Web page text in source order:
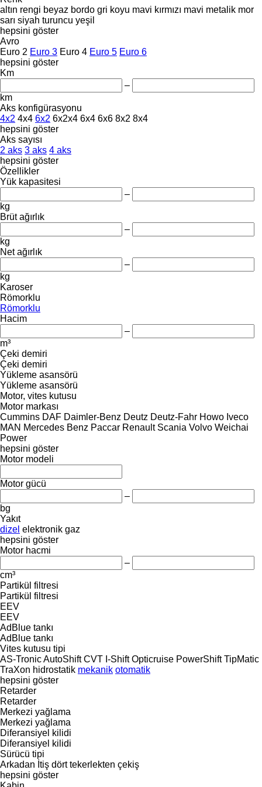
altın rengi beyaz bordo gri koyu mavi kırmızı mavi metalik mor
sarı siyah turuncu yeşil
hepsini göster
Avro
Euro 2 Euro 3 Euro 4 Euro 5 Euro 6
hepsini göster
Km
–
km
Aks konfigürasyonu
4x2 4x4 6x2 6x2x4 6x4 6x6 8x2 8x4
hepsini göster
Aks sayısı
2 aks 3 aks 4 aks
hepsini göster
Özellikler
Yük kapasitesi
–
kg
Brüt ağırlık
–
kg
Net ağırlık
–
kg
Karoser
Römorklu
Römorklu
Hacim
–
m³
Çeki demiri
Çeki demiri
Yükleme asansörü
Yükleme asansörü
Motor, vites kutusu
Motor markası
Cummins DAF Daimler-Benz Deutz Deutz-Fahr Howo Iveco
MAN Mercedes Benz Paccar Renault Scania Volvo Weichai
Power
hepsini göster
Motor modeli
Motor gücü
–
bg
Yakıt
dizel elektronik gaz
hepsini göster
Motor hacmi
–
cm³
Partikül filtresi
Partikül filtresi
EEV
EEV
AdBlue tankı
AdBlue tankı
Vites kutusu tipi
AS-TronicAutoShift CVT I-Shift Opticruise PowerShift TipMatic
TraXon hidrostatik mekanik otomatik
hepsini göster
Retarder
Retarder
Merkezi yağlama
Merkezi yağlama
Diferansiyel kilidi
Diferansiyel kilidi
Sürücü tipi
Arkadan İtiş dört tekerlekten çekiş
hepsini göster